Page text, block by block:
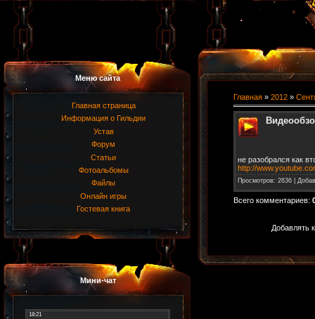
Меню сайта
Главная страница
Информация о Гильдии
Устав
Форум
Статьи
Фотоальбомы
Файлы
Онлайн игры
Гостевая книга
Мини-чат
Главная » 2012 »
не разобрался как
http://
Просмотров: 2636 |
Всего комментариев:
Добавлять